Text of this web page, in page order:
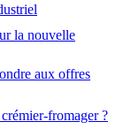
la nouvelle
aux offres
fromager ?